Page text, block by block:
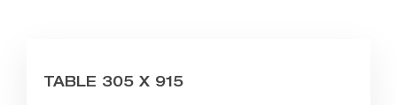
TABLE 305 X 915